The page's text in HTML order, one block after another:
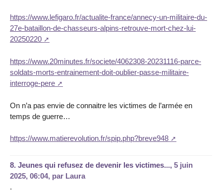
https://www.lefigaro.fr/actualite-france/annecy-un-militaire-du-
27e-bataillon-de-chasseurs-alpins-retrouve-mort-chez-lui-
20250220
https://www.20minutes.fr/societe/4062308-20231116-parce-
soldats-morts-entrainement-doit-oublier-passe-militaire-
interroge-pere
On n’a pas envie de connaitre les victimes de l’armée en
temps de guerre…
https://www.matierevolution.fr/spip.php?breve948
8. Jeunes qui refusez de devenir les victimes..., 5 juin
2025, 06:04, par Laura
.